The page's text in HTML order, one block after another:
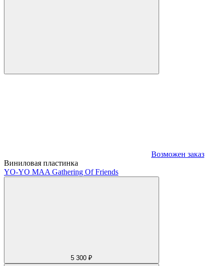
Возможен заказ
Виниловая пластинка
YO-YO MAA Gathering Of Friends
5 300 ₽